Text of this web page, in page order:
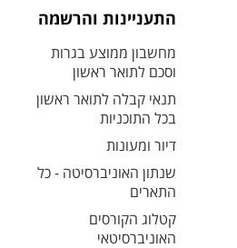
התעניינות והרשמה
מחשבון ממוצע בגרות
וסכם לתואר ראשון
תנאי קבלה לתואר ראשון
בכל התוכניות
דיור ומעונות
שנתון האוניברסיטה - כל
התארים
קטלוג הקורסים
האוניברסיטאי